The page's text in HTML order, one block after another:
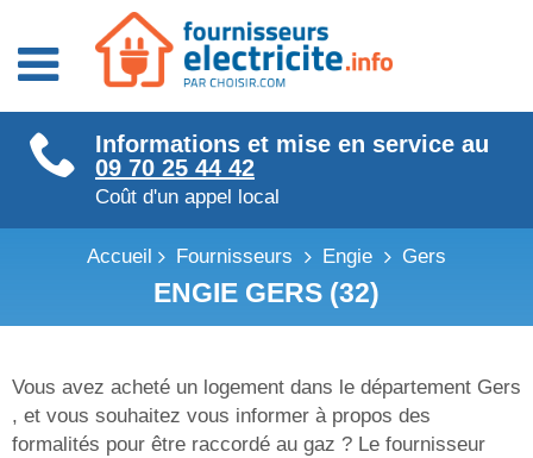
Fournisseurs énergie
Fournisseurs électricité
Fournisseurs gaz
Informations et mise en service au
09 70 25 44 42
Coût d'un appel local
Accueil Fournisseurs Engie Gers
ENGIE GERS (32)
Vous avez acheté un logement dans le département Gers
, et vous souhaitez vous informer à propos des
formalités pour être raccordé au gaz ? Le fournisseur